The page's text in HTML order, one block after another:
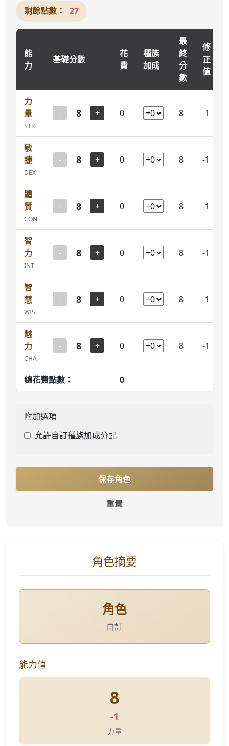
剩餘點數： 27
能
力
基礎分數
花
費
種族
加成
最
終
分
數
修
正
值
力
量
STR
- 8 + 0 8 -1
敏
捷
DEX
- 8 + 0 8 -1
體
質
CON
- 8 + 0 8 -1
智
力
INT
- 8 + 0 8 -1
智
慧
WIS
- 8 + 0 8 -1
魅
力
CHA
- 8 + 0 8 -1
總花費點數： 0
附加選項
允許自訂種族加成分配
保存角色
重置
角色摘要
角色
自訂
能力值
8
-1
力量